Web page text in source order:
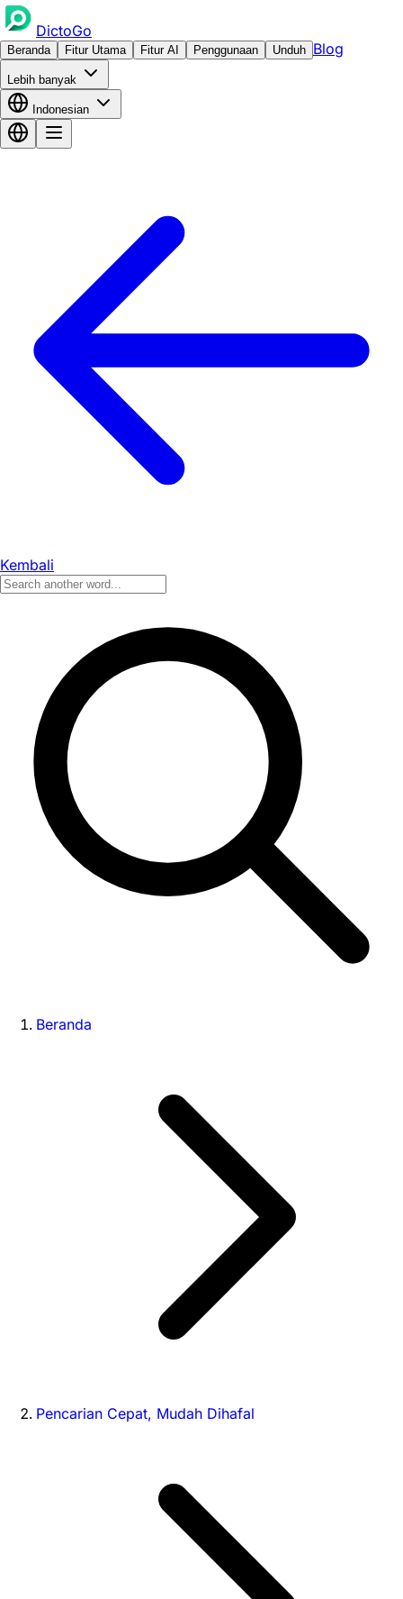
DictoGo
Beranda Fitur Utama Fitur AI Penggunaan Unduh Blog
Lebih banyak
Indonesian
Kembali
Beranda
Pencarian Cepat, Mudah Dihafal